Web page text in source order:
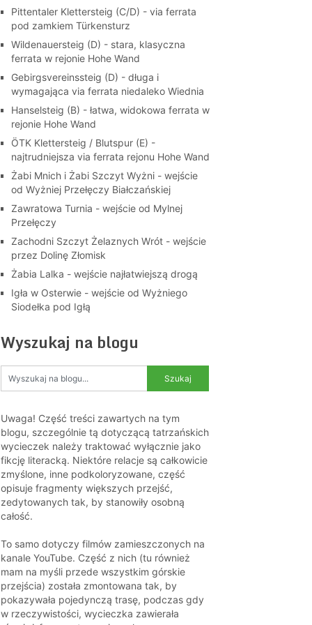
Pittentaler Klettersteig (C/D) - via ferrata
pod zamkiem Türkensturz
Wildenauersteig (D) - stara, klasyczna
ferrata w rejonie Hohe Wand
Gebirgsvereinssteig (D) - długa i
wymagająca via ferrata niedaleko Wiednia
Hanselsteig (B) - łatwa, widokowa ferrata w
rejonie Hohe Wand
ÖTK Klettersteig / Blutspur (E) -
najtrudniejsza via ferrata rejonu Hohe Wand
Żabi Mnich i Żabi Szczyt Wyżni - wejście
od Wyżniej Przełęczy Białczańskiej
Zawratowa Turnia - wejście od Mylnej
Przełęczy
Zachodni Szczyt Żelaznych Wrót - wejście
przez Dolinę Złomisk
Żabia Lalka - wejście najłatwiejszą drogą
Igła w Osterwie - wejście od Wyżniego
Siodełka pod Igłą
Wyszukaj na blogu
Uwaga! Część treści zawartych na tym
blogu, szczególnie tą dotyczącą tatrzańskich
wycieczek należy traktować wyłącznie jako
fikcję literacką. Niektóre relacje są całkowicie
zmyślone, inne podkoloryzowane, część
opisuje fragmenty większych przejść,
zedytowanych tak, by stanowiły osobną
całość.
To samo dotyczy filmów zamieszczonych na
kanale YouTube. Część z nich (tu również
mam na myśli przede wszystkim górskie
przejścia) została zmontowana tak, by
pokazywała pojedynczą trasę, podczas gdy
w rzeczywistości, wycieczka zawierała